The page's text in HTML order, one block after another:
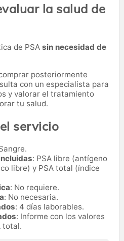
la salud de
de PSA sin necesidad de
posteriormente
con un especialista para
y valorar el tratamiento
tu salud.
servicio
: PSA libre (antígeno
libre) y PSA total (índice
: No requiere.
: No necesaria.
: 4 días laborables.
: Informe con los valores
total.